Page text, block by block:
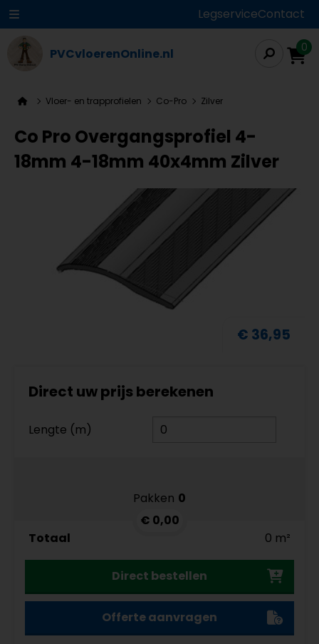
LegserviceContact
PVCvloerenOnline.nl 0
Vloer- en trapprofielen Co-Pro Zilver
Co Pro Overgangsprofiel 4-
18mm 4-18mm 40x4mm Zilver
€ 36,95
Direct uw prijs berekenen
Lengte (m)
Pakken 0
€ 0,00
Totaal
0 m²
Direct bestellen
Offerte aanvragen